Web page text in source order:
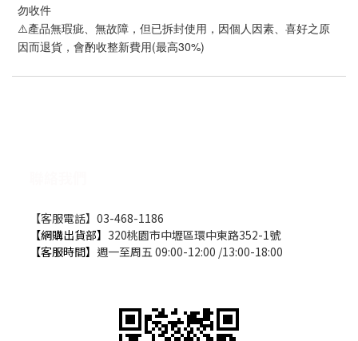
勿收件
⚠️產品無瑕疵、無故障，但已拆封使用，因個人因素、喜好之原
因而退貨，會酌收整新費用(最高30%)
【客服電話】03-468-1186
【網購出貨部】 320桃園市中壢區環中東路352-1號
【客服時間】 週一至周五 09:00-12:00 /13:00-18:00